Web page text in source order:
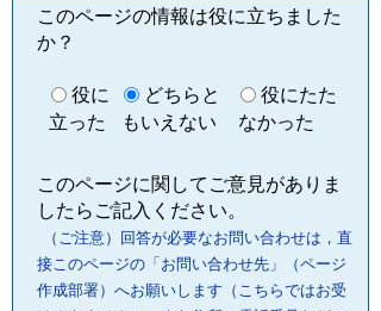
このページの情報は役に立ちました
か？
役に
立った
どちらと
もいえない
役にたた
なかった
このページに関してご意見がありま
したらご記入ください。
（ご注意）回答が必要なお問い合わせは，直
接このページの「お問い合わせ先」（ページ
作成部署）へお願いします（こちらではお受